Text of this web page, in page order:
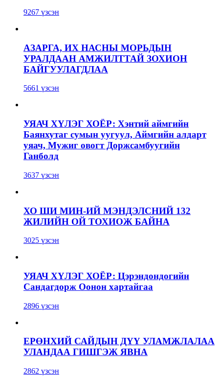
9267 үзсэн
АЗАРГА, ИХ НАСНЫ МОРЬДЫН
УРАЛДААН АМЖИЛТТАЙ ЗОХИОН
БАЙГУУЛАГДЛАА
5661 үзсэн
УЯАЧ ХҮЛЭГ ХОЁР: Хэнтий аймгийн
Баянхутаг сумын уугуул, Аймгийн алдарт
уяач, Мужиг овогт Доржсамбуугийн
Ганболд
3637 үзсэн
ХО ШИ МИН-ИЙ МЭНДЭЛСНИЙ 132
ЖИЛИЙН ОЙ ТОХИОЖ БАЙНА
3025 үзсэн
УЯАЧ ХҮЛЭГ ХОЁР: Цэрэндондогийн
Сандагдорж Оонон хартайгаа
2896 үзсэн
ЕРӨНХИЙ САЙДЫН ДҮҮ УЛАМЖЛАЛАА
УЛАНДАА ГИШГЭЖ ЯВНА
2862 үзсэн